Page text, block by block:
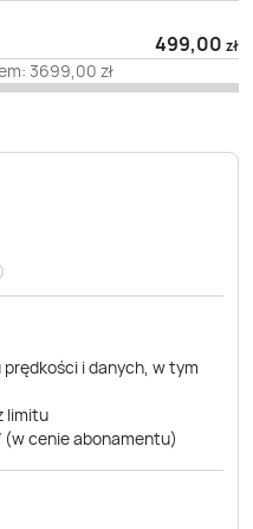
499,00 zł
3699,00 zł
i danych, w tym
limitu
(w cenie abonamentu)